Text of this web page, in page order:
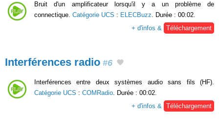
Bruit d'un amplificateur lorsqu'il y a un problème de
connectique. Catégorie UCS : ELECBuzz. Durée : 00:02.
+ d'infos & Téléchargement
Interférences radio #6
Interférences entre deux systèmes audio sans fils (HF).
Catégorie UCS : COMRadio . Durée : 00:02.
+ d'infos &
Téléchargement